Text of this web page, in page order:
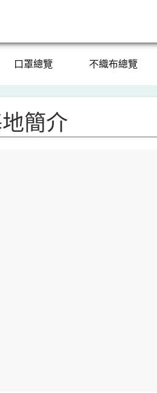
口罩總覽 不織布總覽
簡介